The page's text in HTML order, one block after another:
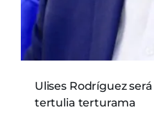
Ulises Rodríguez
tertulia terturama